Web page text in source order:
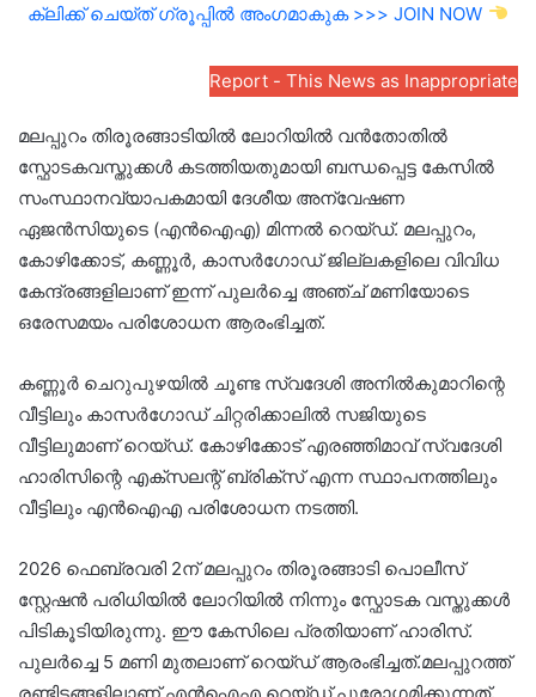
ക്ലിക്ക് ചെയ്ത് ഗ്രൂപ്പിൽ അംഗമാകുക >>> JOIN NOW
Report - This News as Inappropriate
മലപ്പുറം തിരൂരങ്ങാടിയിൽ ലോറിയിൽ വൻതോതിൽ
സ്ഫോടകവസ്തുക്കൾ കടത്തിയതുമായി ബന്ധപ്പെട്ട കേസിൽ
സംസ്ഥാനവ്യാപകമായി ദേശീയ അന്വേഷണ
ഏജൻസിയുടെ (എൻഐഎ) മിന്നൽ റെയ്ഡ്. മലപ്പുറം,
കോഴിക്കോട്, കണ്ണൂർ, കാസർഗോഡ് ജില്ലകളിലെ വിവിധ
കേന്ദ്രങ്ങളിലാണ് ഇന്ന് പുലർച്ചെ അഞ്ച് മണിയോടെ
ഒരേസമയം പരിശോധന ആരംഭിച്ചത്.
കണ്ണൂർ ചെറുപുഴയിൽ ചൂണ്ട സ്വദേശി അനിൽകുമാറിന്റെ
വീട്ടിലും കാസർഗോഡ് ചിറ്റരിക്കാലിൽ സജിയുടെ
വീട്ടിലുമാണ് റെയ്‌ഡ്‌. കോഴിക്കോട് എരഞ്ഞിമാവ് സ്വദേശി
ഹാരിസിന്റെ എക്സലന്റ് ബ്രിക്സ് എന്ന സ്ഥാപനത്തിലും
വീട്ടിലും എൻഐഎ പരിശോധന നടത്തി.
2026 ഫെബ്രവരി 2ന് മലപ്പുറം തിരൂരങ്ങാടി പൊലീസ്
സ്റ്റേഷൻ പരിധിയിൽ ലോറിയിൽ നിന്നും സ്ഫോടക വസ്തുക്കൾ
പിടികൂടിയിരുന്നു. ഈ കേസിലെ പ്രതിയാണ് ഹാരിസ്.
പുലർച്ചെ 5 മണി മുതലാണ് റെയ്ഡ് ആരംഭിച്ചത്.മലപ്പുറത്ത്
രണ്ടിടങ്ങളിലാണ് എന്‍ഐഎ റെയ്ഡ് പുരോഗമിക്കുന്നത്.